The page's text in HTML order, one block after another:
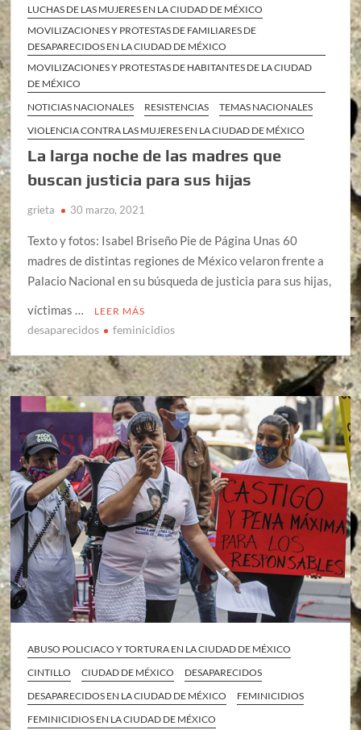
LUCHAS DE LAS MUJERES EN LA CIUDAD DE MÉXICO
MOVILIZACIONES Y PROTESTAS DE FAMILIARES DE
DESAPARECIDOS EN LA CIUDAD DE MÉXICO
MOVILIZACIONES Y PROTESTAS DE HABITANTES DE LA CIUDAD
DE MÉXICO
NOTICIAS NACIONALES
RESISTENCIAS
TEMAS NACIONALES
VIOLENCIA CONTRA LAS MUJERES EN LA CIUDAD DE MÉXICO
La larga noche de las madres que
buscan justicia para sus hijas
grieta 30 marzo, 2021
Texto y fotos: Isabel Briseño Pie de Página Unas 60
madres de distintas regiones de México velaron frente a
Palacio Nacional en su búsqueda de justicia para sus hijas,
víctimas …
LEER MÁS
desaparecidos feminicidios
ABUSO POLICIACO Y TORTURA EN LA CIUDAD DE MÉXICO
CINTILLO
CIUDAD DE MÉXICO
DESAPARECIDOS
DESAPARECIDOS EN LA CIUDAD DE MÉXICO
FEMINICIDIOS
FEMINICIDIOS EN LA CIUDAD DE MÉXICO